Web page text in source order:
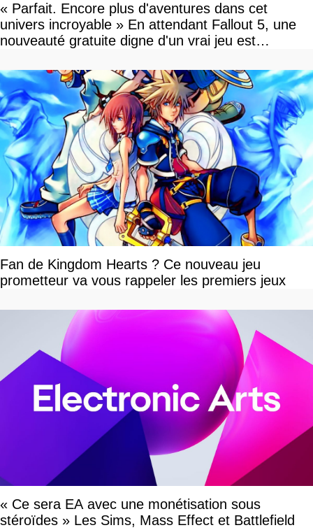
« Parfait. Encore plus d'aventures dans cet
univers incroyable » En attendant Fallout 5, une
nouveauté gratuite digne d'un vrai jeu est
Fan de Kingdom Hearts ? Ce nouveau jeu
prometteur va vous rappeler les premiers jeux
« Ce sera EA avec une monétisation sous
stéroïdes » Les Sims, Mass Effect et Battlefield